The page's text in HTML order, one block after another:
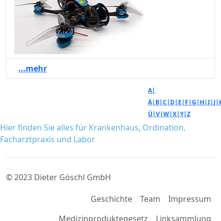
...mehr
A|
Ä| B|C| D| E| F|G| H|I| J|
Ü|V|W|X|Y|Z
Hier finden Sie alles für Krankenhaus, Ordination,
Facharztpraxis und Labor
© 2023 Dieter Göschl GmbH
Geschichte
Team
Impressum
Medizinproduktegesetz
Linksammlung